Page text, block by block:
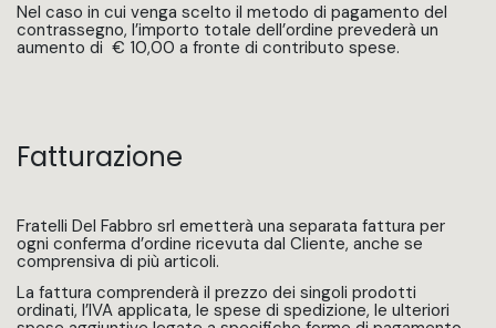
Nel caso in cui venga scelto il metodo di pagamento del
contrassegno, l’importo totale dell’ordine prevederà un
aumento di € 10,00 a fronte di contributo spese.
Fatturazione
Fratelli Del Fabbro srl emetterà una separata fattura per
ogni conferma d’ordine ricevuta dal Cliente, anche se
comprensiva di più articoli.
La fattura comprenderà il prezzo dei singoli prodotti
ordinati, l’IVA applicata, le spese di spedizione, le ulteriori